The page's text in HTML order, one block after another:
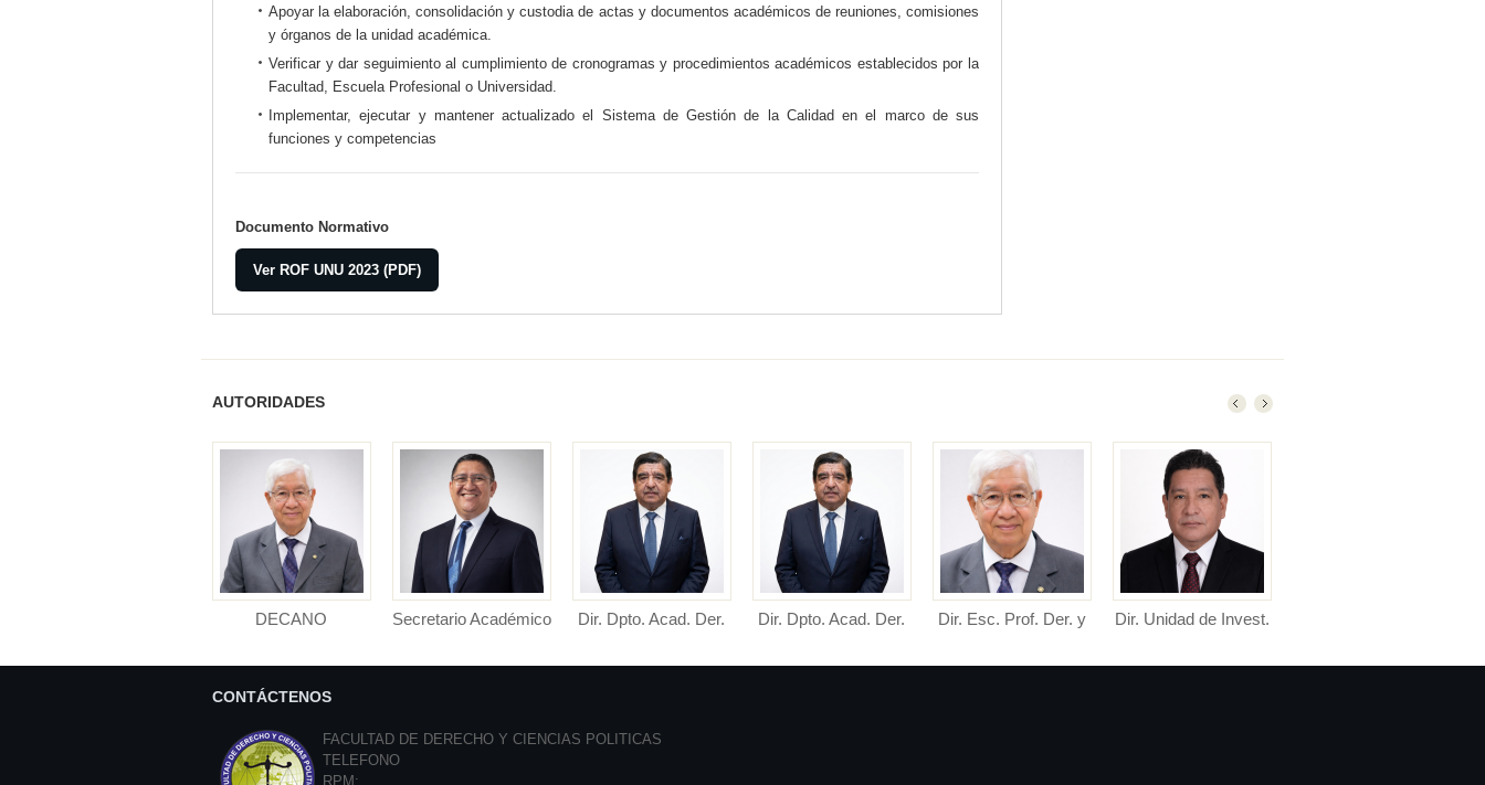
Apoyar la elaboración, consolidación y custodia de actas y documentos académicos de reuniones, comisiones
y órganos de la unidad académica.
Verificar y dar seguimiento al cumplimiento de cronogramas y procedimientos académicos establecidos por la
Facultad, Escuela Profesional o Universidad.
Implementar, ejecutar y mantener actualizado el Sistema de Gestión de la Calidad en el marco de sus
funciones y competencias
Documento Normativo
Ver ROF UNU 2023 (PDF)
AUTORIDADES
DECANO
Derecho y Ciencias
Polític...
Secretario Académico
Facultad de Derecho y
Dir. Dpto. Acad. Der.
Director de Departamento
Dir. Dpto. Acad. Der.
Director de Departamento
Dir. Esc. Prof. Der. y
Director de Escuela
Dir. Unidad de Invest.
Investigación Facultad de Posgrado Facultad de De...
CONTÁCTENOS
FACULTAD DE DERECHO Y CIENCIAS POLITICAS
TELEFONO
RPM: